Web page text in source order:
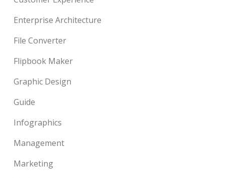
Enterprise Architecture
File Converter
Flipbook Maker
Graphic Design
Guide
Infographics
Management
Marketing